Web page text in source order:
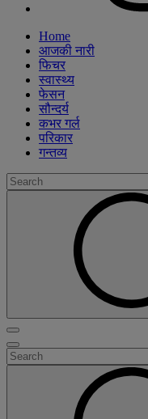
Home
आजकी नारी
फिचर
स्वास्थ्य
फेसन
सौन्दर्य
कभर गर्ल
परिकार
गन्तव्य